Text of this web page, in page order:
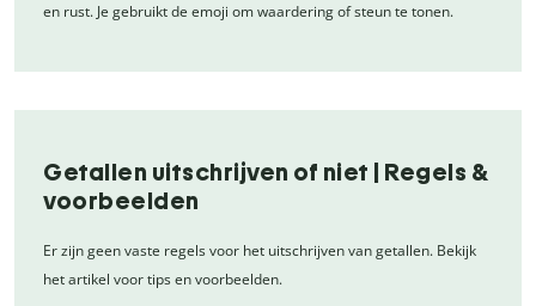
en rust. Je gebruikt de emoji om waardering of steun te tonen.
Getallen uitschrijven of niet | Regels &
voorbeelden
Er zijn geen vaste regels voor het uitschrijven van getallen. Bekijk
het artikel voor tips en voorbeelden.